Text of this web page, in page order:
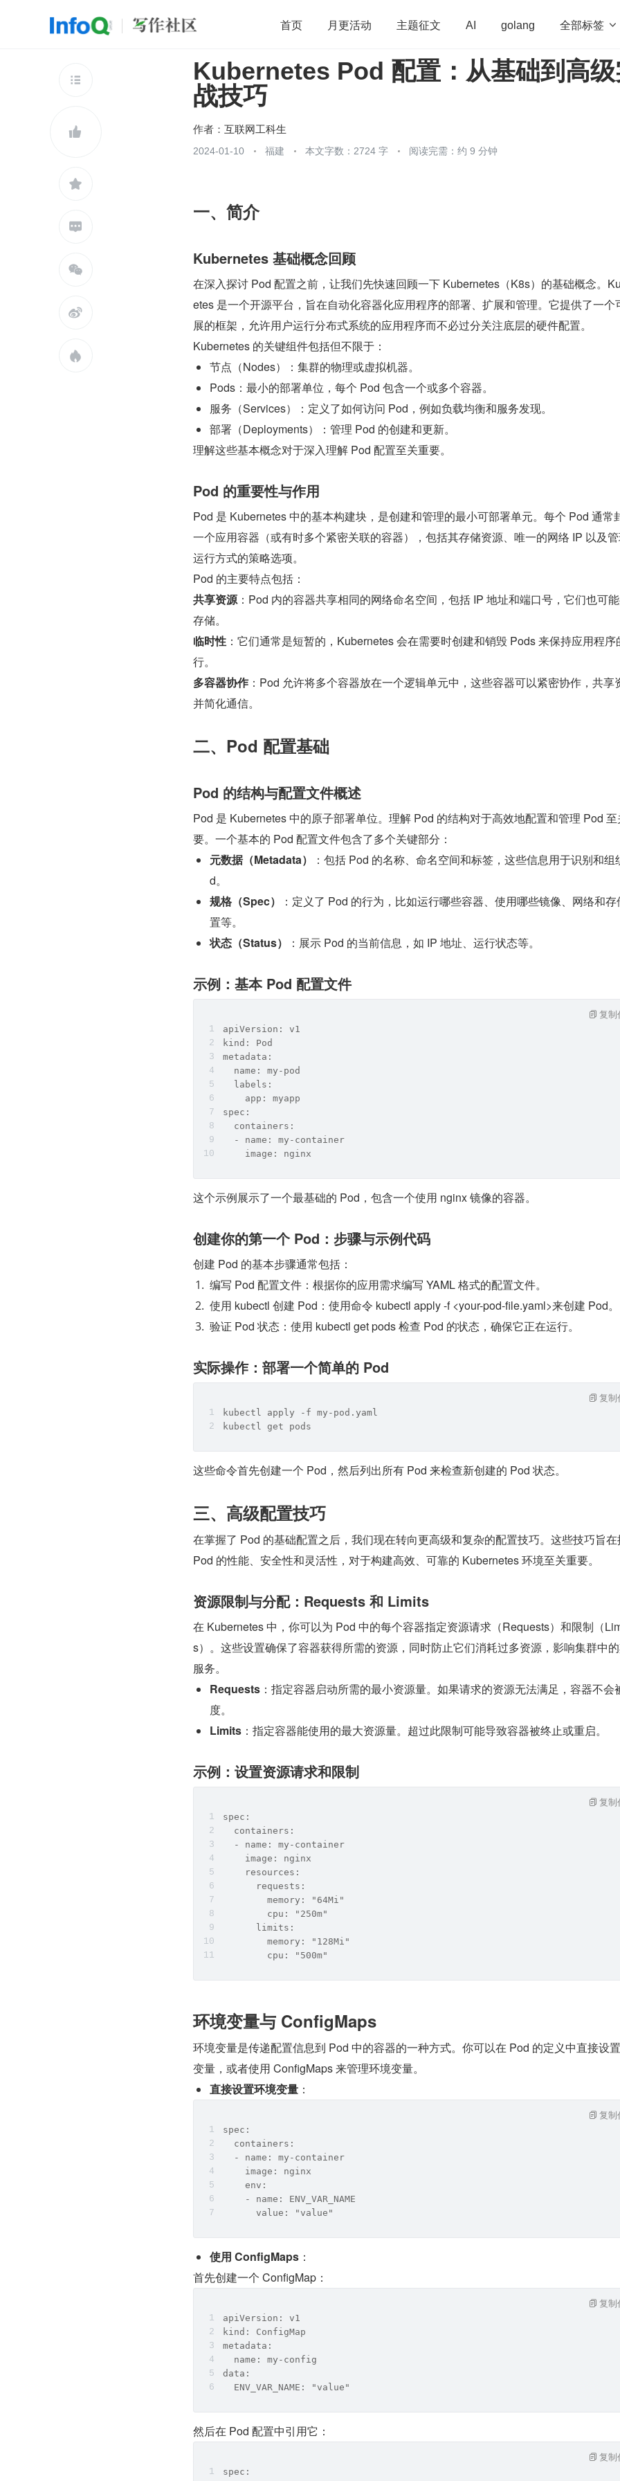
首页 月更活动 主题征文 AI golang 全部标签 
开源 架构 OpenHarmony 算法 学习方法 Web3.0 高
团队管理
查看更多







Kubernetes Pod 配置：从基础到高
战技巧
作者： 互联网工科生
2024-01-10 福建 本文字数：2724 字 阅读完需：约 9 分钟
一、简介
Kubernetes 基础概念回顾
在深入探讨 Pod 配置之前，让我们先快速回顾一下 Kubernetes（K8s）的基础概念。
etes 是一个开源平台，旨在自动化容器化应用程序的部署、扩展和管理。它提供了一个
展的框架，允许用户运行分布式系统的应用程序而不必过分关注底层的硬件配置。
Kubernetes 的关键组件包括但不限于：
节点（Nodes）：集群的物理或虚拟机器。
Pods：最小的部署单位，每个 Pod 包含一个或多个容器。
服务（Services）：定义了如何访问 Pod，例如负载均衡和服务发现。
部署（Deployments）：管理 Pod 的创建和更新。
理解这些基本概念对于深入理解 Pod 配置至关重要。
Pod 的重要性与作用
Pod 是 Kubernetes 中的基本构建块，是创建和管理的最小可部署单元。每个 Pod 通常
一个应用容器（或有时多个紧密关联的容器），包括其存储资源、唯一的网络 IP 以及
运行方式的策略选项。
Pod 的主要特点包括：
共享资源：Pod 内的容器共享相同的网络命名空间，包括 IP 地址和端口号，它们也可
存储。
临时性 ：它们通常是短暂的，Kubernetes 会在需要时创建和销毁 Pods 来保持应用程序
行。
多容器协作 ：Pod 允许将多个容器放在一个逻辑单元中，这些容器可以紧密协作，共享
并简化通信。
二、Pod 配置基础
Pod 的结构与配置文件概述
Pod 是 Kubernetes 中的原子部署单位。理解 Pod 的结构对于高效地配置和管理 Pod
要。一个基本的 Pod 配置文件包含了多个关键部分：
元数据（Metadata）
：包括 Pod 的名称、命名空间和标签，这些信息用于识别和组
d。
规格（Spec）
：定义了 Pod 的行为，比如运行哪些容器、使用哪些镜像、网络和存
置等。
状态（Status）
：展示 Pod 的当前信息，如 IP 地址、运行状态等。
示例：基本 Pod 配置文件
apiVersion: v1
kind: Pod
metadata:
  name: my-pod
  labels:
    app: myapp
spec:
  containers:
  - name: my-container
    image: nginx
复制
这个示例展示了一个最基础的 Pod，包含一个使用 nginx 镜像的容器。
创建你的第一个 Pod：步骤与示例代码
创建 Pod 的基本步骤通常包括：
编写 Pod 配置文件：根据你的应用需求编写 YAML 格式的配置文件。
使用 kubectl 创建 Pod：使用命令 kubectl apply -f <your-pod-file.yaml>来创建 Pod。
验证 Pod 状态：使用 kubectl get pods 检查 Pod 的状态，确保它正在运行。
实际操作：部署一个简单的 Pod
kubectl apply -f my-pod.yaml
kubectl get pods
复制
这些命令首先创建一个 Pod，然后列出所有 Pod 来检查新创建的 Pod 状态。
三、高级配置技巧
在掌握了 Pod 的基础配置之后，我们现在转向更高级和复杂的配置技巧。这些技巧旨
Pod 的性能、安全性和灵活性，对于构建高效、可靠的 Kubernetes 环境至关重要。
资源限制与分配：Requests 和 Limits
在 Kubernetes 中，你可以为 Pod 中的每个容器指定资源请求（Requests）和限制（
s）。这些设置确保了容器获得所需的资源，同时防止它们消耗过多资源，影响集群中
服务。
Requests ：指定容器启动所需的最小资源量。如果请求的资源无法满足，容器不会
度。
Limits ：指定容器能使用的最大资源量。超过此限制可能导致容器被终止或重启。
示例：设置资源请求和限制
spec:
  containers:
  - name: my-container
    image: nginx
    resources:
      requests:
        memory: "64Mi"
        cpu: "250m"
      limits:
        memory: "128Mi"
        cpu: "500m"
复制
环境变量与 ConfigMaps
环境变量是传递配置信息到 Pod 中的容器的一种方式。你可以在 Pod 的定义中直接设
变量，或者使用 ConfigMaps 来管理环境变量。
直接设置环境变量 ：
spec:
  containers:
  - name: my-container
    image: nginx
    env:
    - name: ENV_VAR_NAME
      value: "value"
复制
使用 ConfigMaps ：
首先创建一个 ConfigMap：
apiVersion: v1
kind: ConfigMap
metadata:
  name: my-config
data:
  ENV_VAR_NAME: "value"
复制
然后在 Pod 配置中引用它：
spec:
复制